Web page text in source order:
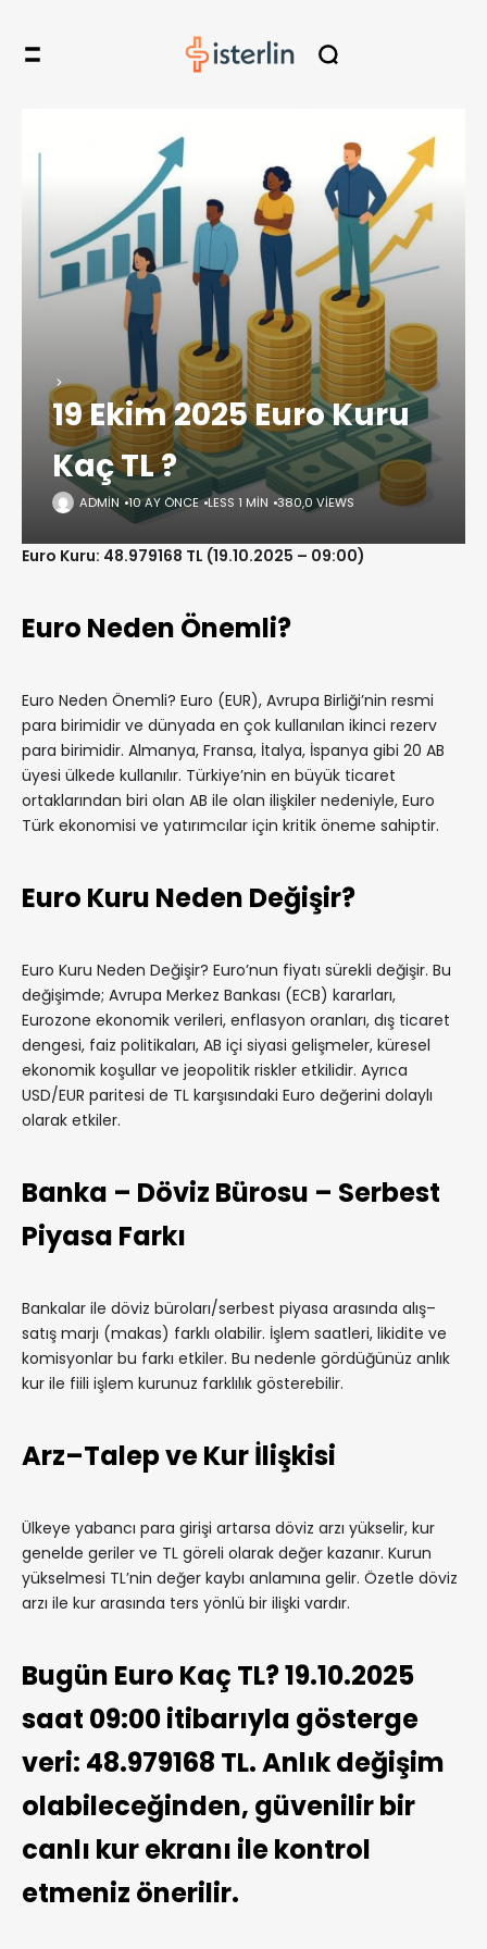
19 Ekim 2025 Euro Kuru
Kaç TL ?
ADMIN 10 AY ÖNCE LESS 1 MIN 380,0 VIEWS
Euro Kuru: 48.979168 TL (19.10.2025 – 09:00)
Euro Neden Önemli?
Euro Neden Önemli? Euro (EUR), Avrupa Birliği’nin resmi
para birimidir ve dünyada en çok kullanılan ikinci rezerv
para birimidir. Almanya, Fransa, İtalya, İspanya gibi 20 AB
üyesi ülkede kullanılır. Türkiye’nin en büyük ticaret
ortaklarından biri olan AB ile olan ilişkiler nedeniyle, Euro
Türk ekonomisi ve yatırımcılar için kritik öneme sahiptir.
Euro Kuru Neden Değişir?
Euro Kuru Neden Değişir? Euro’nun fiyatı sürekli değişir. Bu
değişimde; Avrupa Merkez Bankası (ECB) kararları,
Eurozone ekonomik verileri, enflasyon oranları, dış ticaret
dengesi, faiz politikaları, AB içi siyasi gelişmeler, küresel
ekonomik koşullar ve jeopolitik riskler etkilidir. Ayrıca
USD/EUR paritesi de TL karşısındaki Euro değerini dolaylı
olarak etkiler.
Banka – Döviz Bürosu – Serbest
Piyasa Farkı
Bankalar ile döviz büroları/serbest piyasa arasında alış–
satış marjı (makas) farklı olabilir. İşlem saatleri, likidite ve
komisyonlar bu farkı etkiler. Bu nedenle gördüğünüz anlık
kur ile fiili işlem kurunuz farklılık gösterebilir.
Arz–Talep ve Kur İlişkisi
Ülkeye yabancı para girişi artarsa döviz arzı yükselir, kur
genelde geriler ve TL göreli olarak değer kazanır. Kurun
yükselmesi TL’nin değer kaybı anlamına gelir. Özetle döviz
arzı ile kur arasında ters yönlü bir ilişki vardır.
Bugün Euro Kaç TL? 19.10.2025
saat 09:00 itibarıyla gösterge
veri: 48.979168 TL. Anlık değişim
olabileceğinden, güvenilir bir
canlı kur ekranı ile kontrol
etmeniz önerilir.